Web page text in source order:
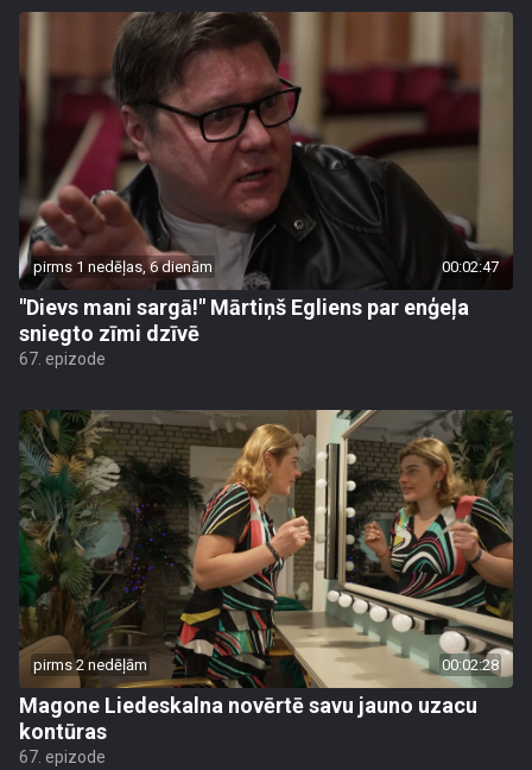
pirms 1 nedēļas, 6 dienām 00:02:47
"Dievs mani sargā!" Mārtiņš Egliens par enģeļa
sniegto zīmi dzīvē
67. epizode
pirms 2 nedēļām 00:02:28
Magone Liedeskalna novērtē savu jauno uzacu
kontūras
67. epizode